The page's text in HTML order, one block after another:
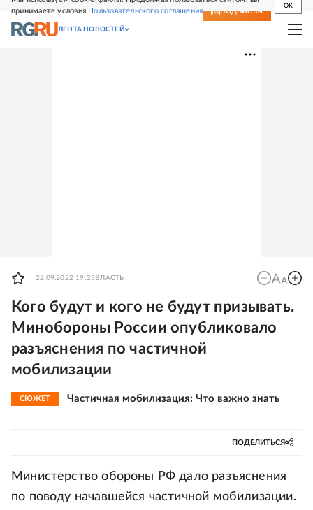
принимаете условия Пользовательского соглашения
OK
СВЕЖИЙ НОМЕР ПОДПИСКА
ЛЕНТА НОВОСТЕЙ
22.09.2022 19:23 ВЛАСТЬ
Кого будут и кого не будут призывать.
Минобороны России опубликовало
разъяснения по частичной
мобилизации
СЮЖЕТ Частичная мобилизация: Что важно знать
ПОДЕЛИТЬСЯ
Министерство обороны РФ дало разъяснения
по поводу начавшейся частичной мобилизации.